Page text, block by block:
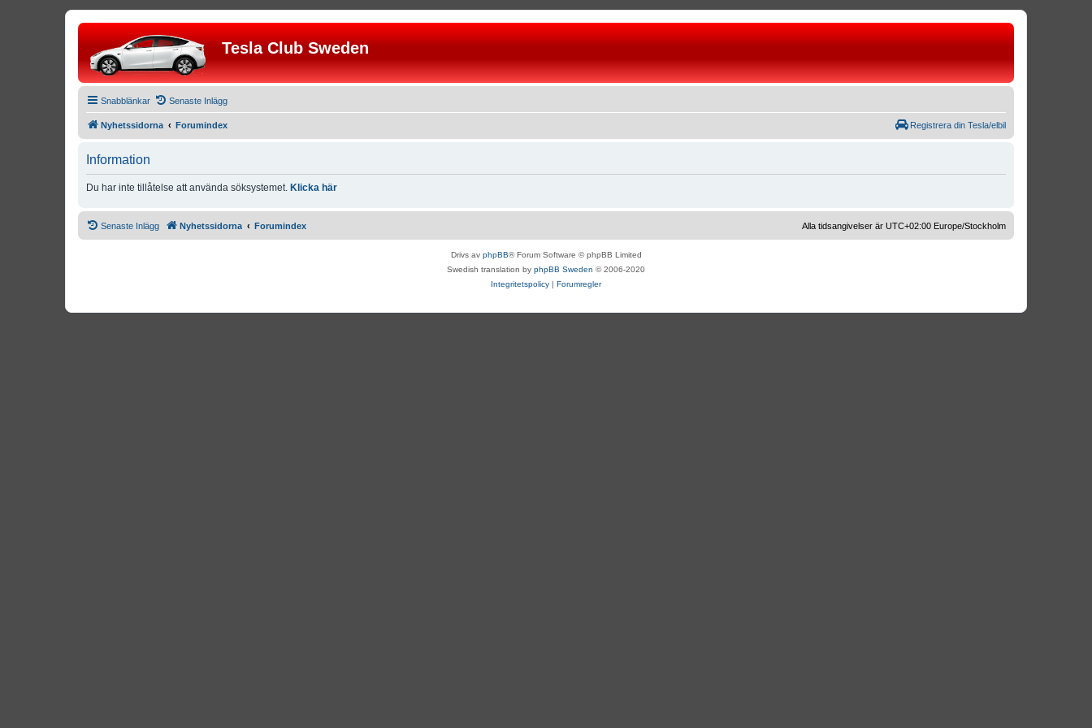
Tesla Club Sweden
Snabblänkar Senaste Inlägg
Nyhetssidorna Forumindex Registrera din Tesla/elbil
Information
Du har inte tillåtelse att använda söksystemet. Klicka här
Senaste Inlägg Nyhetssidorna Forumindex Alla tidsangivelser är UTC+02:00 Europe/Stockholm
Drivs av phpBB® Forum Software © phpBB Limited
Swedish translation by phpBB Sweden © 2006-2020
Integritetspolicy | Forumregler